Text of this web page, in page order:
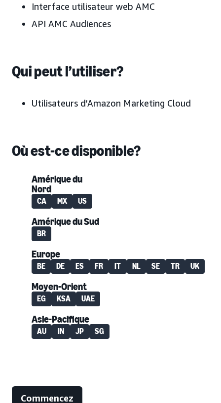
Interface utilisateur web AMC
API AMC Audiences
Qui peut l’utiliser?
Utilisateurs d’Amazon Marketing Cloud
Où est-ce disponible?
Amérique du
Nord
CA MX US
Amérique du Sud
BR
Europe
BE DE ES FR IT NL SE TR UK
Moyen-Orient
EG KSA UAE
Asie-Pacifique
AU IN JP SG
Commencez